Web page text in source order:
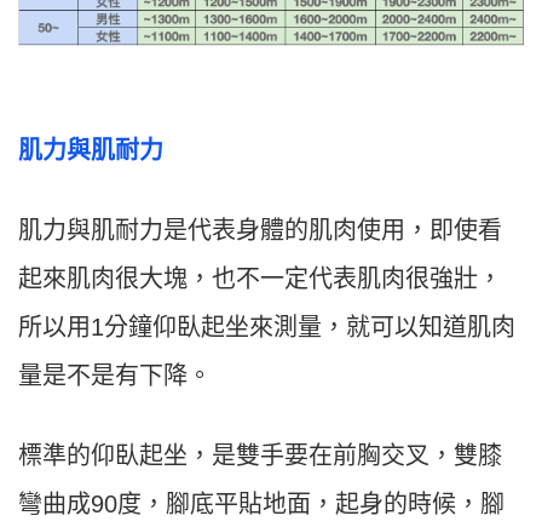
肌力與肌耐力
肌力與肌耐力是代表身體的肌肉使用，即使看
起來肌肉很大塊，也不一定代表肌肉很強壯，
所以用1分鐘仰臥起坐來測量，就可以知道肌肉
量是不是有下降。
標準的仰臥起坐，是雙手要在前胸交叉，雙膝
彎曲成90度，腳底平貼地面，起身的時候，腳